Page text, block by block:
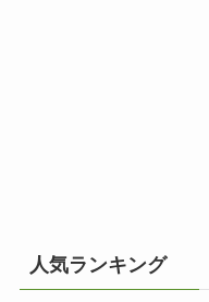
人気ランキング